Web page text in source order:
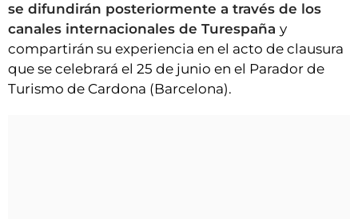
se difundirán posteriormente a través de los
canales internacionales de Turespaña y
compartirán su experiencia en el acto de clausura
que se celebrará el 25 de junio en el Parador de
Turismo de Cardona (Barcelona).